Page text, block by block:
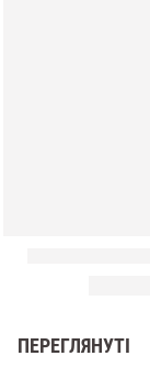
ПЕРЕГЛЯНУТІ